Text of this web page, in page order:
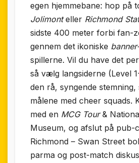
egen hjemmebane: hop på
Jolimonteller Richmond
sidste 400 meter forbi fan-
gennem det ikoniske
spillerne. Vil du have det
så vælg langsiderne (Level
den rå, syngende stemning,
målene med cheer squads.
med en MCG Tour&
Museum, og afslut på pub-
Richmond – Swan Street
parma og post-match